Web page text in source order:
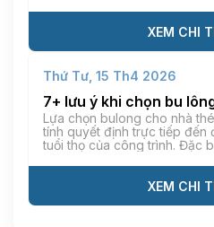
XEM CHI
Thứ Tư, 15 Th4 2026
7+ lưu ý khi chọn bu
Lựa chọn bulong cho nhà
tính quyết định trực tiếp đến
tuổi thọ của công trình. Đặc
XEM CHI